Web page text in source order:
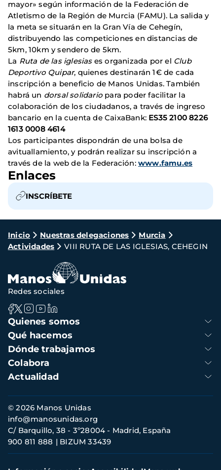
mayor» según información de la Federación de
Atletismo de la Región de Murcia (FAMU). La salida y
la meta se situarán en la Gran Vía de Cehegín,
distribuyendo las competiciones en distancias de
5km, 10km y sendero de 5km.
La Ruta de las iglesiases organizada por el Club
Deportivo Quipar, quienes destinarán 1€ de cada
inscripción a beneficio de Manos Unidas. También
habrá un dorsal solidario para poder facilitar la
colaboración de los ciudadanos, a través de ingreso
bancario en la cuenta de CaixaBank: ES35 2100 8226
1613 0008 4614
Los participantes dispondrán de una bolsa de
avituallamiento, y podrán realizar su inscripción a
través de la web de la Federación: www.famu.es
Enlaces
INSCRÍBETE
Ruta
de
navegación
Inicio Nuestras delegaciones
Murcia
Actividades
VIII RUTA DE LAS IGLESIAS, CEHEGIN
Navegación
principal
Quienes somos
Qué hacemos
Dónde trabajamos
Colabora
Actualidad
Redes sociales
Información
de
contacto
© 2026 Manos Unidas
C/ Barquillo, 38 - 3º28004 - Madrid, España
900 811 888
BIZUM 33439
info@manosunidas.org